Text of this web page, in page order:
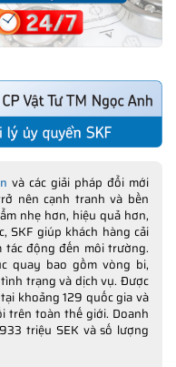
và các giải pháp đổi mới
nên cạnh tranh và bền
nhẹ hơn, hiệu quả hơn,
SKF giúp khách hàng cải
động đến môi trường.
quay bao gồm vòng bi,
trạng và dịch vụ. Được
khoảng 129 quốc gia và
trên toàn thế giới. Doanh
triệu SEK và số lượng